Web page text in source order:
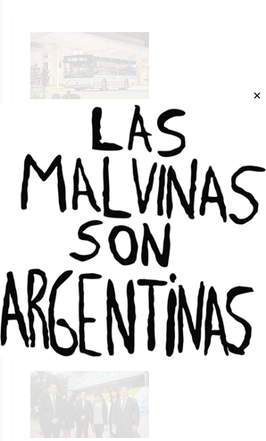
ATAP agradeció en un comunicado
que el Gobierno reconociera la
DANIEL G. SOLAR Locales 31/07/2026
ENREGE se alía con Vicuña y deja a
San Juan ante el riesgo de pagar
más cara la luz
DANIEL G. SOLAR Locales 29/07/2026